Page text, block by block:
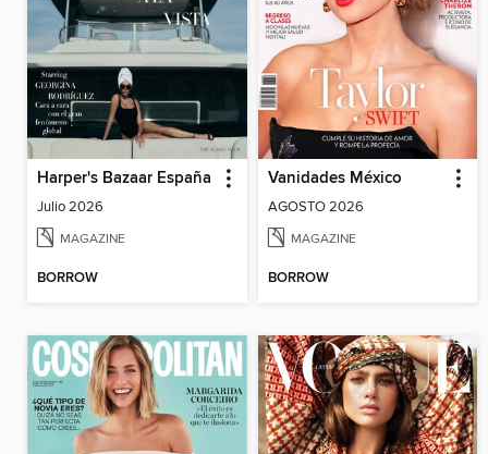
Harper's Bazaar España
Julio 2026
MAGAZINE
BORROW
Vanidades México
AGOSTO 2026
MAGAZINE
BORROW